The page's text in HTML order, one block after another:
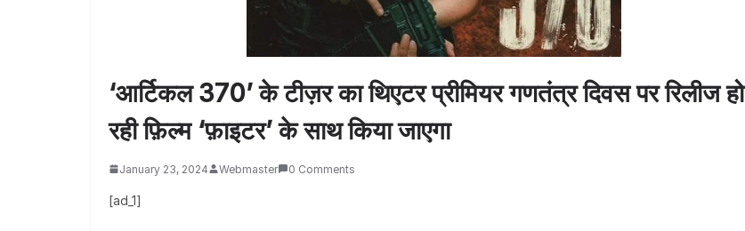
‘आर्टिकल 370’ के टीज़र का थिएटर प्रीमियर गणतंत्र दिवस पर रिलीज हो
रही फ़िल्म ‘फ़ाइटर’ के साथ किया जाएगा
January 23, 2024 Webmaster 0 Comments
[ad_1]